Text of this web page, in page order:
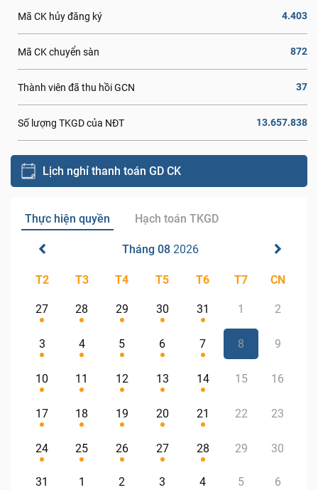
Mã CK hủy đăng ký 4.403
Mã CK chuyển sàn 872
Thành viên đã thu hồi GCN 37
Số lượng TKGD của NĐT 13.657.838
Lịch nghỉ thanh toán GD CK
Thực hiện quyền Hạch toán TKGD
Tháng 08 2026
T2 T3 T4 T5 T6 T7 CN
27 28 29 30 31 1 2
3 4 5 6 7 8 9
10 11 12 13 14 15 16
17 18 19 20 21 22 23
24 25 26 27 28 29 30
31 1 2 3 4 5 6